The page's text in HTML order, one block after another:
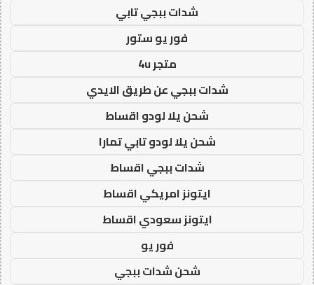
شدات ببجي تابي
فور يو ستور
متجر 4u
شدات ببجي عن طريق الايدي
شحن يلا لودو اقساط
شحن يلا لودو تابي تمارا
شدات ببجي اقساط
ايتونز امريكي اقساط
ايتونز سعودي اقساط
فور يو
شحن شدات ببجي